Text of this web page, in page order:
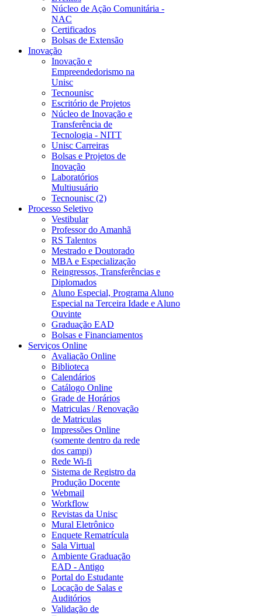
Núcleo de Ação Comunitária -
NAC
Certificados
Bolsas de Extensão
Inovação
Inovação e
Empreendedorismo na
Unisc
Tecnounisc
Escritório de Projetos
Núcleo de Inovação e
Transferência de
Tecnologia - NITT
Unisc Carreiras
Bolsas e Projetos de
Inovação
Laboratórios
Multiusuário
Tecnounisc (2)
Processo Seletivo
Vestibular
Professor do Amanhã
RS Talentos
Mestrado e Doutorado
MBA e Especialização
Reingressos, Transferências e
Diplomados
Aluno Especial, Programa Aluno
Especial na Terceira Idade e Aluno
Ouvinte
Graduação EAD
Bolsas e Financiamentos
Serviços Online
Avaliação Online
Biblioteca
Calendários
Catálogo Online
Grade de Horários
Matriculas / Renovação
de Matriculas
Impressões Online
(somente dentro da rede
dos campi)
Rede Wi-fi
Sistema de Registro da
Produção Docente
Webmail
Workflow
Revistas da Unisc
Mural Eletrônico
Enquete Rematrícula
Sala Virtual
Ambiente Graduação
EAD - Antigo
Portal do Estudante
Locação de Salas e
Auditórios
Validação de